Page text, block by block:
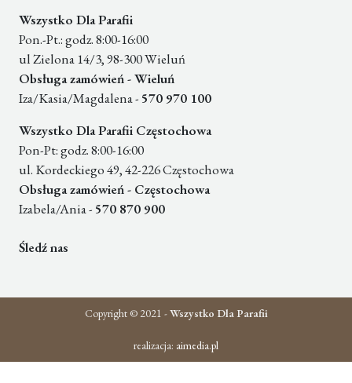
Wszystko Dla Parafii
Pon.-Pt.: godz. 8:00-16:00
ul Zielona 14/3, 98-300 Wieluń
Obsługa zamówień - Wieluń
Iza/Kasia/Magdalena - 570 970 100
Wszystko Dla Parafii Częstochowa
Pon-Pt: godz. 8:00-16:00
ul. Kordeckiego 49, 42-226 Częstochowa
Obsługa zamówień - Częstochowa
Izabela/Ania - 570 870 900
Śledź nas
Copyright © 2021 -Wszystko Dla Parafii
realizacja: aimedia.pl